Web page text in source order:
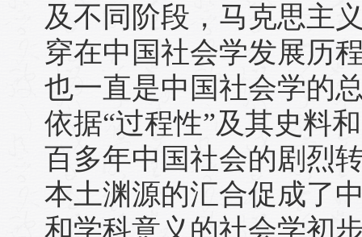
及不同阶段，马克思主
穿在中国社会学发展历
也一直是中国社会学的
依据“过程性”及其史料
百多年中国社会的剧烈
本土渊源的汇合促成了
和学科意义的社会学初